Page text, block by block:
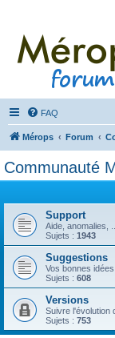
FAQ
Mérops Forum
Communauté
Support
Aide, anomalies, ...
Sujets : 1943
Suggestions
Vos bonnes
Sujets : 608
Versions
Suivre l'évolution
Sujets : 753